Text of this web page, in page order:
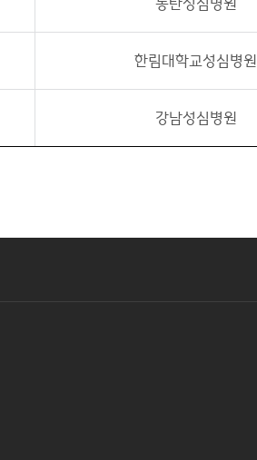
한림대학교성심병원
강남성심병원